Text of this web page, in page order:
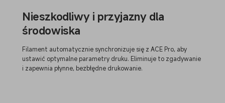
Nieszkodliwy i przyjazny dla
środowiska
Filament automatycznie synchronizuje się z ACE Pro, aby
ustawić optymalne parametry druku. Eliminuje to zgadywanie
i zapewnia płynne, bezbłędne drukowanie.